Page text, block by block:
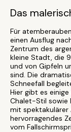
Das
Für
einen Ausflug
Zentrum des
kleine Stadt, die
und von Gipfeln
sind. Die
Schneefall
Hier gibt es
Chalet-Stil sowie
mit spektakulärer
hervorragendes
vom